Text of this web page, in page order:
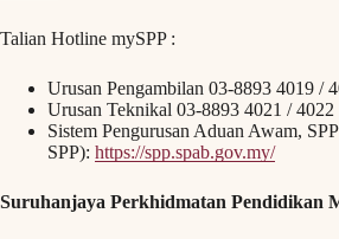
Talian Hotline mySPP :
Urusan Pengambilan 03-8893 4019 /
Urusan Teknikal 03-8893 4021 / 4022
Sistem Pengurusan Aduan Awam,
SPP): https://spp.spab.gov.my/
Suruhanjaya Perkhidmatan Pendidikan